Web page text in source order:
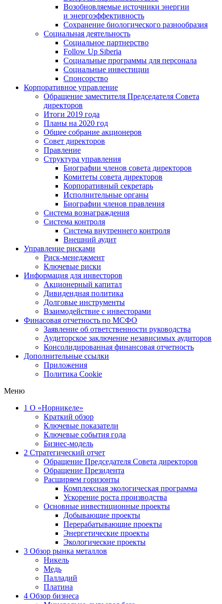
Возобновляемые источники энергии
и энергоэффективность
Сохранение биологического разнообразия
Социальная деятельность
Социальное партнерство
Follow Up Siberia
Социальные программы для персонала
Социальные инвестиции
Спонсорство
Корпоративное управление
Обращение заместителя Председателя Совета
директоров
Итоги 2019 года
Планы на 2020 год
Общее собрание акционеров
Совет директоров
Правление
Структура управления
Биографии членов совета директоров
Комитеты совета директоров
Корпоративный секретарь
Исполнительные органы
Биографии членов правления
Система вознаграждения
Система контроля
Система внутреннего контроля
Внешний аудит
Управление рисками
Риск-менеджмент
Ключевые риски
Информация для инвесторов
Акционерный капитал
Дивидендная политика
Долговые инструменты
Взаимодействие с инвеcторами
Финасовая отчетность по МСФО
Заявление об ответственности руководства
Аудиторское заключение независимых аудиторов
Консолидированная финансовая отчетность
Дополнительные ссылки
Приложения
Политика Cookie
Меню
1 О «Норникеле»
Краткий обзор
Ключевые показатели
Ключевые события года
Бизнес-модель
2 Стратегический отчет
Обращение Председателя Совета директоров
Обращение Президента
Расширяем горизонты
Комплексная экологическая программа
Ускорение роста производства
Основные инвестиционные проекты
Добывающие проекты
Перерабатывающие проекты
Энергетические проекты
Экологические проекты
3 Обзор рынка металлов
Никель
Медь
Палладий
Платина
4 Обзор бизнеса